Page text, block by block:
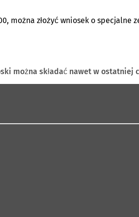
można złożyć wniosek o specjalne
można składać nawet w ostatniej